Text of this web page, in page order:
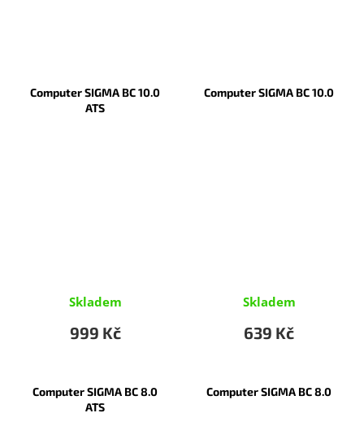
Computer SIGMA BC 10.0
ATS
Skladem
999 Kč
Computer SIGMA BC 10.0
Skladem
639 Kč
Computer SIGMA BC 8.0
ATS
Computer SIGMA BC 8.0